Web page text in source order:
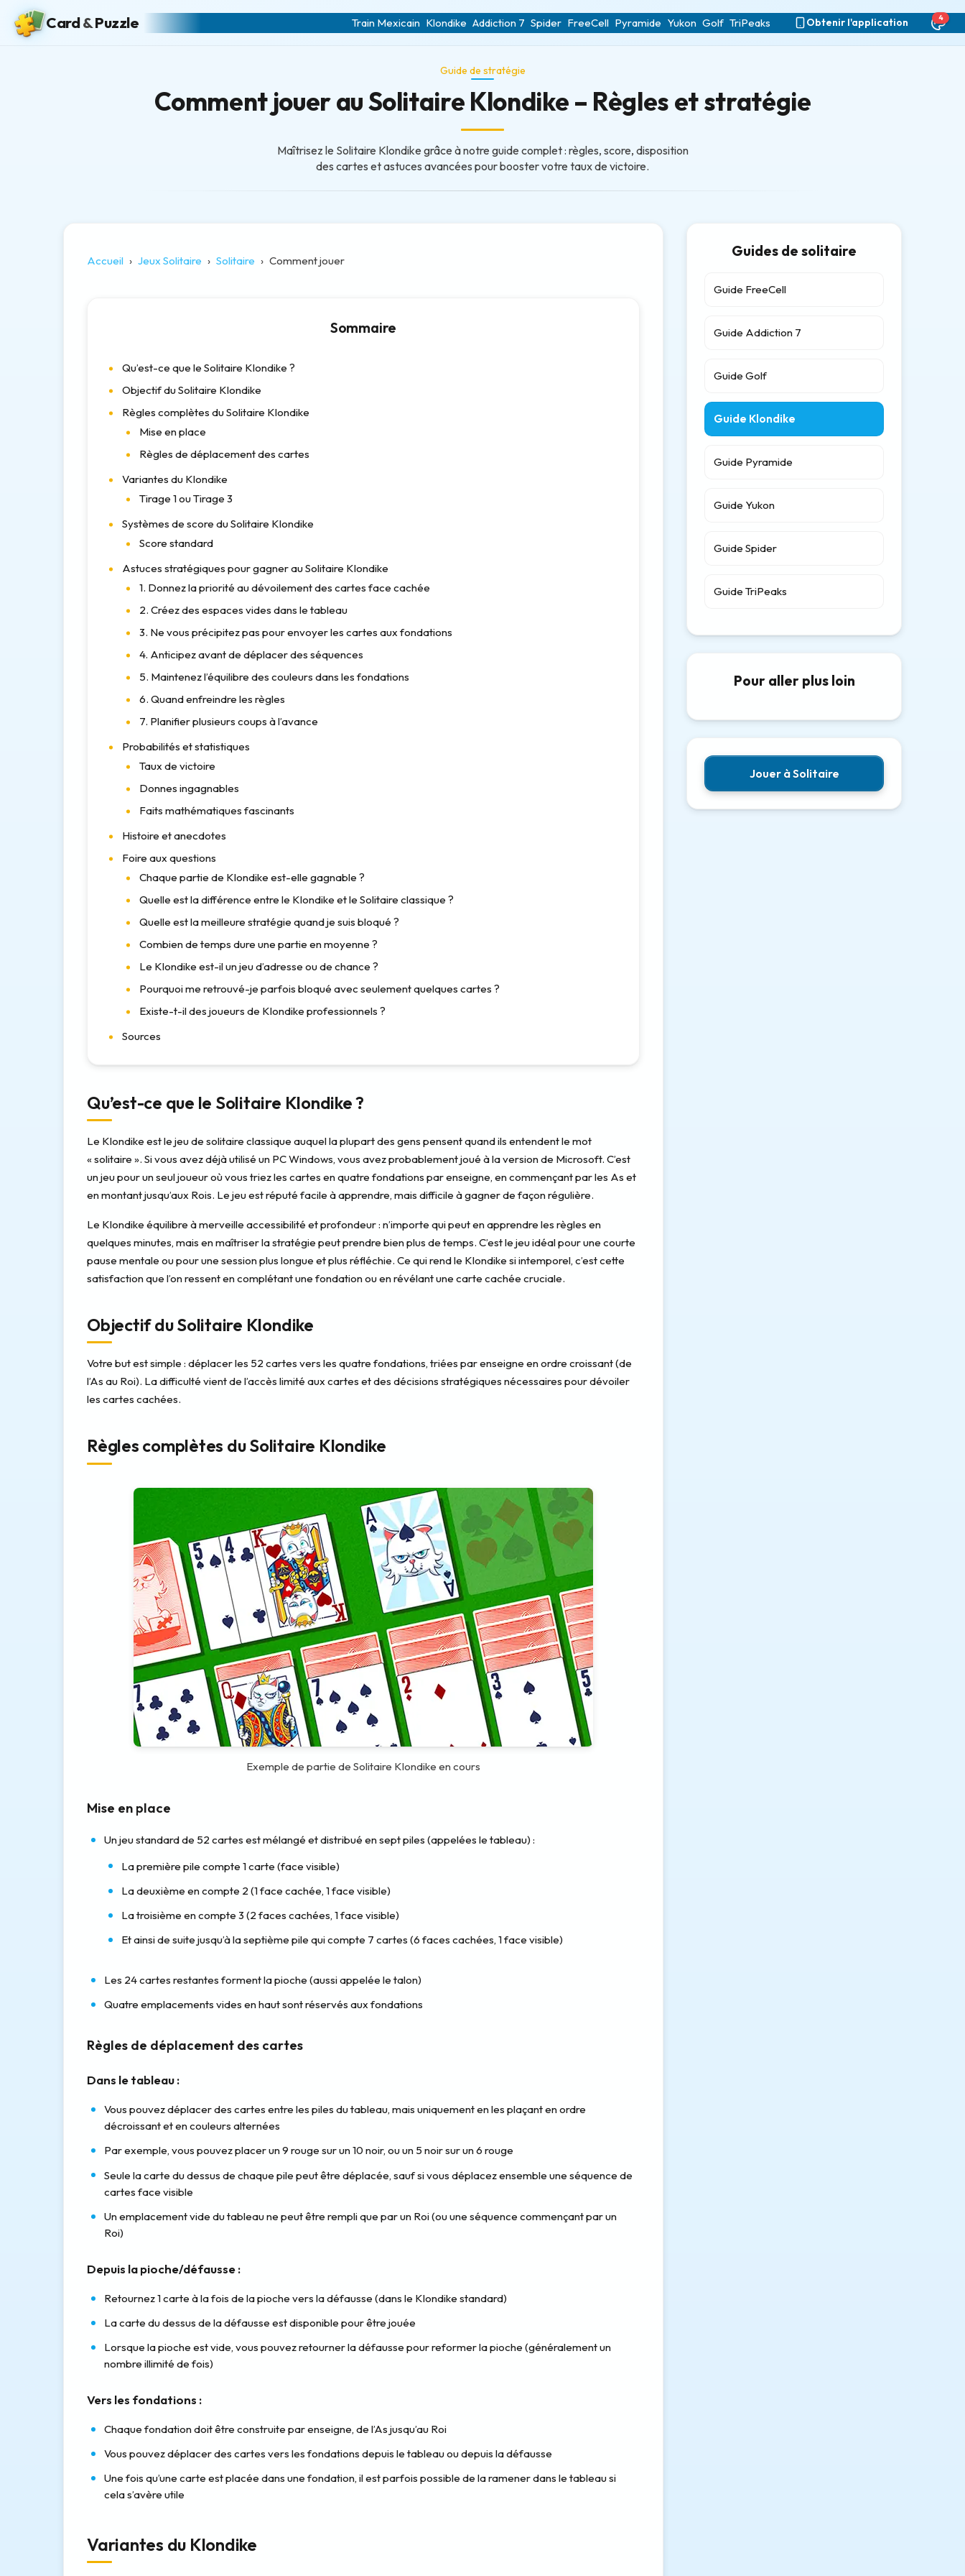
Card&Puzzle Train Mexicain Klondike Addiction 7 Spider FreeCell Pyramide Yukon Golf TriPeaks Obtenir l'application 4
Guide de stratégie
Comment jouer au Solitaire Klondike – Règles et stratégie
Maîtrisez le Solitaire Klondike grâce à notre guide complet : règles, score, disposition
des cartes et astuces avancées pour booster votre taux de victoire.
Accueil Jeux Solitaire Solitaire Comment jouer
Sommaire
Qu’est-ce que le Solitaire Klondike ?
Objectif du Solitaire Klondike
Règles complètes du Solitaire Klondike
Mise en place
Règles de déplacement des cartes
Variantes du Klondike
Tirage 1 ou Tirage 3
Systèmes de score du Solitaire Klondike
Score standard
Astuces stratégiques pour gagner au Solitaire Klondike
1. Donnez la priorité au dévoilement des cartes face cachée
2. Créez des espaces vides dans le tableau
3. Ne vous précipitez pas pour envoyer les cartes aux fondations
4. Anticipez avant de déplacer des séquences
5. Maintenez l’équilibre des couleurs dans les fondations
6. Quand enfreindre les règles
7. Planifier plusieurs coups à l’avance
Probabilités et statistiques
Taux de victoire
Donnes ingagnables
Faits mathématiques fascinants
Histoire et anecdotes
Foire aux questions
Chaque partie de Klondike est-elle gagnable ?
Quelle est la différence entre le Klondike et le Solitaire classique ?
Quelle est la meilleure stratégie quand je suis bloqué ?
Combien de temps dure une partie en moyenne ?
Le Klondike est-il un jeu d’adresse ou de chance ?
Pourquoi me retrouvé-je parfois bloqué avec seulement quelques cartes ?
Existe-t-il des joueurs de Klondike professionnels ?
Sources
Qu’est-ce que le Solitaire Klondike ?
Le Klondike est le jeu de solitaire classique auquel la plupart des gens pensent quand ils entendent le mot
« solitaire ». Si vous avez déjà utilisé un PC Windows, vous avez probablement joué à la version de Microsoft. C’est
un jeu pour un seul joueur où vous triez les cartes en quatre fondations par enseigne, en commençant par les As et
en montant jusqu’aux Rois. Le jeu est réputé facile à apprendre, mais difficile à gagner de façon régulière.
Le Klondike équilibre à merveille accessibilité et profondeur : n’importe qui peut en apprendre les règles en
quelques minutes, mais en maîtriser la stratégie peut prendre bien plus de temps. C’est le jeu idéal pour une courte
pause mentale ou pour une session plus longue et plus réfléchie. Ce qui rend le Klondike si intemporel, c’est cette
satisfaction que l’on ressent en complétant une fondation ou en révélant une carte cachée cruciale.
Objectif du Solitaire Klondike
Votre but est simple : déplacer les 52 cartes vers les quatre fondations, triées par enseigne en ordre croissant (de
l’As au Roi). La difficulté vient de l’accès limité aux cartes et des décisions stratégiques nécessaires pour dévoiler
les cartes cachées.
Règles complètes du Solitaire Klondike
Exemple de partie de Solitaire Klondike en cours
Mise en place
Un jeu standard de 52 cartes est mélangé et distribué en sept piles (appelées le tableau) :
La première pile compte 1 carte (face visible)
La deuxième en compte 2 (1 face cachée, 1 face visible)
La troisième en compte 3 (2 faces cachées, 1 face visible)
Et ainsi de suite jusqu’à la septième pile qui compte 7 cartes (6 faces cachées, 1 face visible)
Les 24 cartes restantes forment la pioche (aussi appelée le talon)
Quatre emplacements vides en haut sont réservés aux fondations
Règles de déplacement des cartes
Dans le tableau :
Vous pouvez déplacer des cartes entre les piles du tableau, mais uniquement en les plaçant en ordre
décroissant et en couleurs alternées
Par exemple, vous pouvez placer un 9 rouge sur un 10 noir, ou un 5 noir sur un 6 rouge
Seule la carte du dessus de chaque pile peut être déplacée, sauf si vous déplacez ensemble une séquence de
cartes face visible
Un emplacement vide du tableau ne peut être rempli que par un Roi (ou une séquence commençant par un
Roi)
Depuis la pioche/défausse :
Retournez 1 carte à la fois de la pioche vers la défausse (dans le Klondike standard)
La carte du dessus de la défausse est disponible pour être jouée
Lorsque la pioche est vide, vous pouvez retourner la défausse pour reformer la pioche (généralement un
nombre illimité de fois)
Vers les fondations :
Chaque fondation doit être construite par enseigne, de l’As jusqu’au Roi
Vous pouvez déplacer des cartes vers les fondations depuis le tableau ou depuis la défausse
Une fois qu’une carte est placée dans une fondation, il est parfois possible de la ramener dans le tableau si
cela s’avère utile
Variantes du Klondike
Guides de solitaire
Guide FreeCell
Guide Addiction 7
Guide Golf
Guide Klondike
Guide Pyramide
Guide Yukon
Guide Spider
Guide TriPeaks
Pour aller plus loin
Jouer à Solitaire